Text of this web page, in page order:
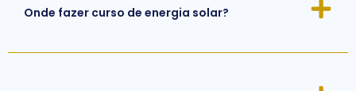
Onde fazer curso de energia solar?